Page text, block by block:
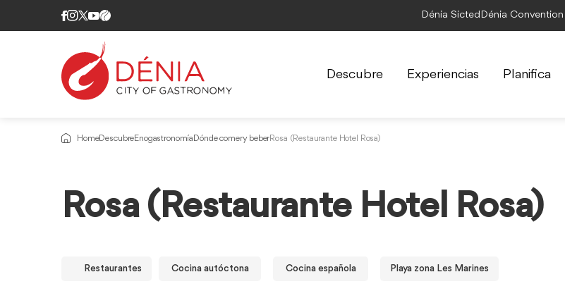
Dénia Sicted Dénia Convention
Descubre Experiencias Planifica
HomeDescubreEnogastronomía Dónde comer y beberRosa (Restaurante Hotel Rosa)
Rosa (Restaurante Hotel Rosa)
Restaurantes Cocina autóctona Cocina española Playa zona Les Marines